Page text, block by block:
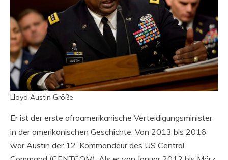
Lloyd Austin Größe
Er ist der erste afroamerikanische Verteidigungsminister
in der amerikanischen Geschichte. Von 2013 bis 2016
war Austin der 12. Kommandeur des US Central